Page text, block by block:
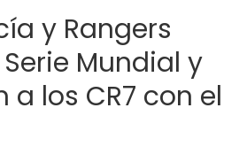
y Rangers
Mundial y
a los CR7 con el